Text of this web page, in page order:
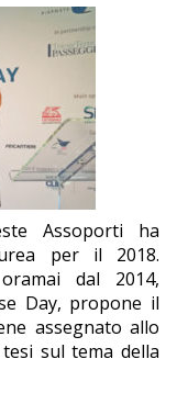
Assoporti ha
per il 2018.
dal 2014,
Day, propone il
assegnato allo
sul tema della